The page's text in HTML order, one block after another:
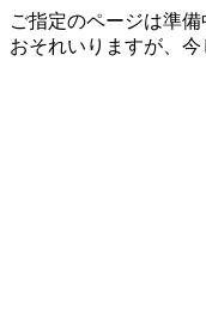
ご指定のページは準備
おそれいりますが、今